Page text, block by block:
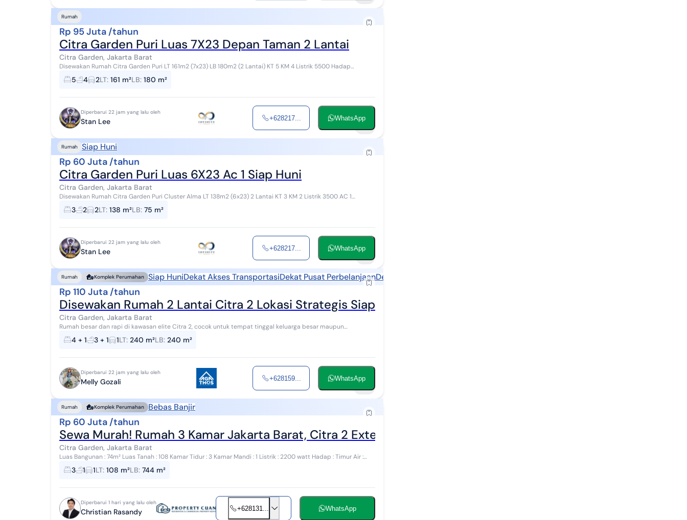
Rumah
Rp 95 Juta /tahun
Citra Garden Puri Luas 7X23 Depan Taman 2 Lantai
Citra Garden, Jakarta Barat
Disewakan Rumah Citra Garden Puri LT 161m2 (7x23) LB 180m2 (2 Lantai) KT 5 KM 4 Listrik 5500 Hadap
5 4 2LT: 161 m²LB: 180 m²
Diperbarui 22 jam yang lalu oleh
Stan Lee +628217... WhatsApp
Rumah Siap Huni
Rp 60 Juta /tahun
Citra Garden Puri Luas 6X23 Ac 1 Siap Huni
Citra Garden, Jakarta Barat
Disewakan Rumah Citra Garden Puri Cluster Alma LT 138m2 (6x23) 2 Lantai KT 3 KM 2 Listrik 3500 AC 1
3 2 2LT: 138 m²LB: 75 m²
Diperbarui 22 jam yang lalu oleh
Stan Lee +628217... WhatsApp
Rumah Komplek Perumahan Siap HuniDekat Akses TransportasiDekat Pusat PerbelanjaanDekat Fasilitas Kesehatan
Rp 110 Juta /tahun
Disewakan Rumah 2 Lantai Citra 2 Lokasi Strategis Siap Huni
Citra Garden, Jakarta Barat
Rumah besar dan rapi di kawasan elite Citra 2, cocok untuk tempat tinggal keluarga besar maupun
ekspatriat. Kondisi rumah terawat, lingkungan nyama...
4 + 1 3 + 1 1LT: 240 m²LB: 240 m²
Diperbarui 22 jam yang lalu oleh
Melly Gozali +628159... WhatsApp
Rumah Komplek Perumahan Bebas Banjir
Rp 60 Juta /tahun
Sewa Murah! Rumah 3 Kamar Jakarta Barat, Citra 2 Extention[B1]
Citra Garden, Jakarta Barat
Luas Bangunan : 74m² Luas Tanah : 108 Kamar Tidur : 3 Kamar Mandi : 1 Listrik : 2200 watt Hadap : Timur Air :
3 1 1LT: 108 m²LB: 744 m²
Diperbarui 1 hari yang lalu oleh
Christian Rasandy +628131... WhatsApp